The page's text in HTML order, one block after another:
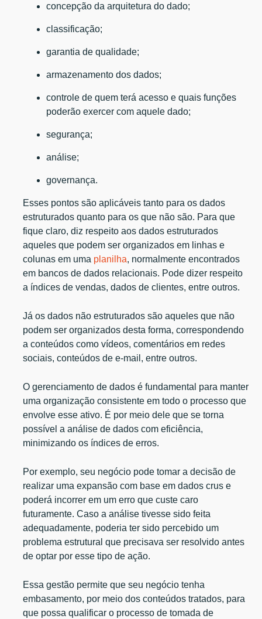
concepção da arquitetura do dado;
classificação;
garantia de qualidade;
armazenamento dos dados;
controle de quem terá acesso e quais funções
poderão exercer com aquele dado;
segurança;
análise;
governança.
Esses pontos são aplicáveis tanto para os dados
estruturados quanto para os que não são. Para que
fique claro, diz respeito aos dados estruturados
aqueles que podem ser organizados em linhas e
colunas em uma planilha, normalmente encontrados
em bancos de dados relacionais. Pode dizer respeito
a índices de vendas, dados de clientes, entre outros.
Já os dados não estruturados são aqueles que não
podem ser organizados desta forma, correspondendo
a conteúdos como vídeos, comentários em redes
sociais, conteúdos de e-mail, entre outros.
O gerenciamento de dados é fundamental para manter
uma organização consistente em todo o processo que
envolve esse ativo. É por meio dele que se torna
possível a análise de dados com eficiência,
minimizando os índices de erros.
Por exemplo, seu negócio pode tomar a decisão de
realizar uma expansão com base em dados crus e
poderá incorrer em um erro que custe caro
futuramente. Caso a análise tivesse sido feita
adequadamente, poderia ter sido percebido um
problema estrutural que precisava ser resolvido antes
de optar por esse tipo de ação.
Essa gestão permite que seu negócio tenha
embasamento, por meio dos conteúdos tratados, para
que possa qualificar o processo de tomada de